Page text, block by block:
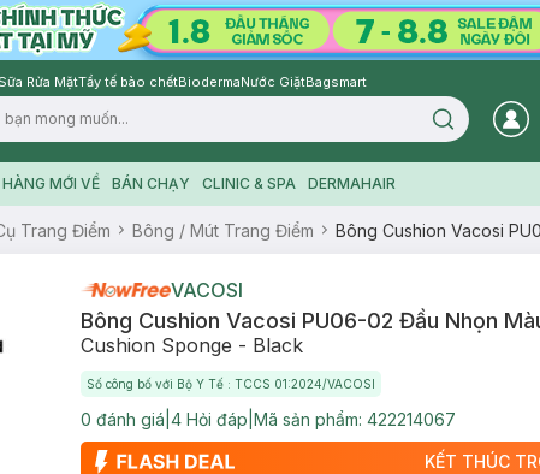
Sữa Rửa MặtTẩy tế bào chếtBiodermaNước GiặtBagsmart
Search icon
HÀNG MỚI VỀ BÁN CHẠY CLINIC & SPA DERMAHAIR
Trang Điểm Bông / Mút Trang Điểm Bông Cushion Vacosi
VACOSI
Bông Cushion Vacosi PU06-02 Đầu Nhọn
Cushion Sponge - Black
Số công bố với Bộ Y Tế : TCCS 01:2024/VACOSI
0 đánh giá 4Hỏi đáp Mã sản phẩm: 422214067
KẾT THÚC